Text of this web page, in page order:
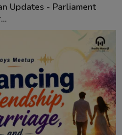
Updates - Parliament